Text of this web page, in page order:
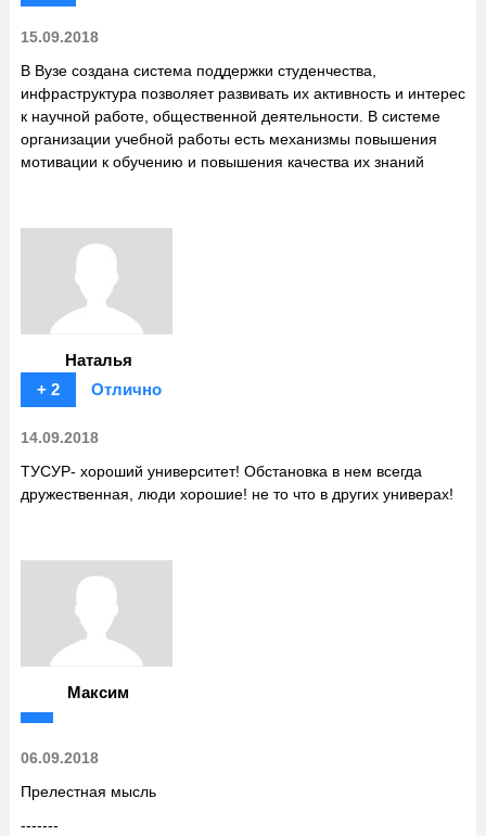
15.09.2018
В Вузе создана система поддержки студенчества,
инфраструктура позволяет развивать их активность и интерес
к научной работе, общественной деятельности. В системе
организации учебной работы есть механизмы повышения
мотивации к обучению и повышения качества их знаний
Наталья
+ 2
Отлично
14.09.2018
ТУСУР- хороший университет! Обстановка в нем всегда
дружественная, люди хорошие! не то что в других универах!
Максим
06.09.2018
Прелестная мысль
-------